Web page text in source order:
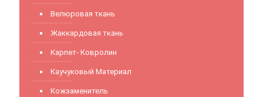
Велюровая ткань
Жаккардовая ткань
Карпет- Ковролин
Каучуковый Материал
Кожзаменитель